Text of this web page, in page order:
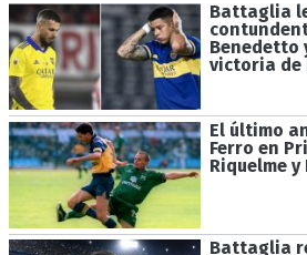
Battaglia
Benedetto
victoria de
El último
Ferro en
Riquelme
Battaglia